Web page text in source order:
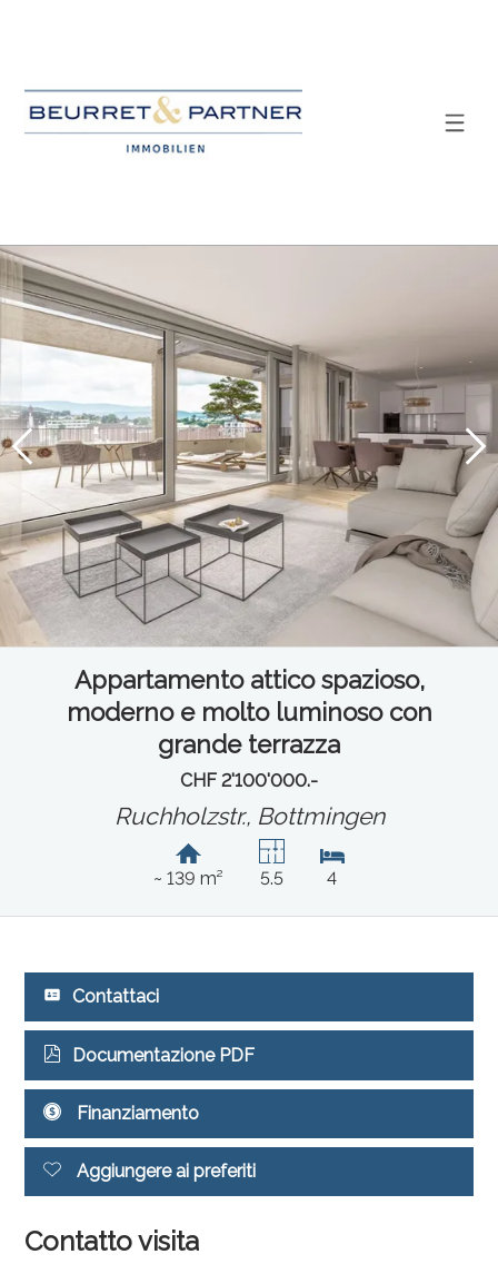
Appartamento attico spazioso,
moderno e molto luminoso con
grande terrazza
CHF 2'100'000.-
Ruchholzstr., Bottmingen
~ 139 m² 5.5 4
Contattaci
Documentazione PDF
Finanziamento
Aggiungere ai preferiti
Contatto visita